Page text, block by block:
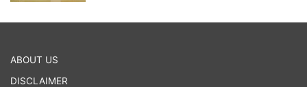
ABOUT US
DISCLAIMER